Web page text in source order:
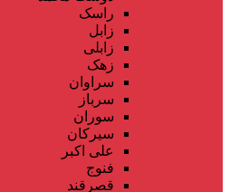
راسک
زابل
زابلی
زهک
سراوان
سرباز
سوران
سیرکان
علی اکبر
فنوج
قصرقند